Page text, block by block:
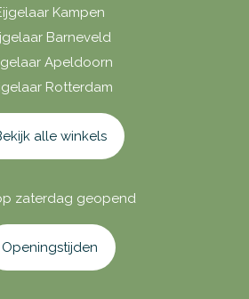
Kampen
Barneveld
Apeldoorn
Rotterdam
alle winkels
zaterdag geopend
Openingstijden